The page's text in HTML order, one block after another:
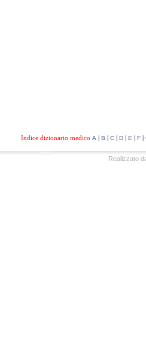
Indice dizionario medico A | B | C| D| E | F|
Realizzato